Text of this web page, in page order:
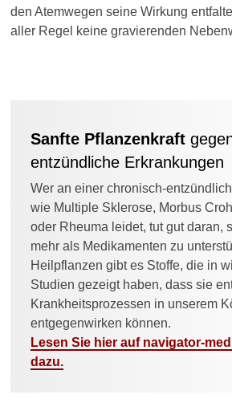
den Atemwegen seine Wirkung
aller Regel keine gravierenden
Sanfte Pflanzenkraft
entzündliche Erkrankungen
Wer an einer chronisch-
wie Multiple Sklerose, Morbus
oder Rheuma leidet, tut gut daran,
mehr als Medikamenten zu
Heilpflanzen gibt es Stoffe, die in
Studien gezeigt haben, dass sie
Krankheitsprozessen in unserem
entgegenwirken können.
Lesen Sie hier auf navigator-
dazu.
bei COPD
Nebenwirkungen
Kortison-Augentropfen und -
Nasensprays
Weitere Inhalte dazu auf
Navigator-Medizin
Asthma: Behandlung
COPD: Behandlung
Multiple Sklerose: